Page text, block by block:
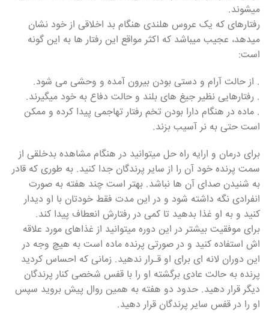
میشوند.
رفتارهای که یک عروس هلندی هنگام بد اخلاقی از خود نشان
میدهد، عجیب میباشد که اکثر مواقع این رفتار ها به این گونه
است:
. از حالت آرام و دستی بودن بیرون آمده و وحشی می شود.
. رفتارهایی نظیر جیغ های بلند و حالت دفاع به خود میگیرند.
. ماده در هنگام دارا بودن تخم رفتار تهاجمی پیدا کرده و ممکن
است حتی به نر آسیب بزند.
برای درمان و ارایه راه حل میتوانید در هنگام مشاهده بدخلقی از
سمت پرنده خود آن را از سایر پرندگان جدا کنید. به طوری که قادر
به شنیدن صدای آن ها نباشد. بهتر است چند هفته به صورت
انفرادی نگه داشته شود و در این مدت فقط خودتان با او دیدار
کنید و به او غذا بدهید تا کمی در رفتارش انعطاف پیدا کند.
برای موفقیت بیشتر در این دوره میتوانید از غذاهای مورد علاقه
اش استفاده کنید و در صورتی پرنده ماده است به هیچ وجه در
این دوران لانه ای برای او قـرار ندهید. زمانی که احساس کردید
پرنده به حالت عادی برگشته او را با قفس شخصی کنار پرندگان
دیگر قرار دهید. حدود دو هفته به همین روال پیش بروید سپس
او را در قفس سایر پرندگان قرار دهید.